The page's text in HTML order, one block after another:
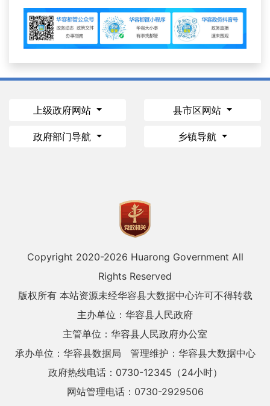
上级政府网站 县市区网站
政府部门导航 乡镇导航
Copyright 2020-2026 Huarong Government All
Rights Reserved
版权所有 本站资源未经华容县大数据中心许可不得转载
主办单位：华容县人民政府
主管单位：华容县人民政府办公室
承办单位：华容县数据局
管理维护：华容县大数据中心
政府热线电话：0730-12345（24小时）
网站管理电话：0730-2929506